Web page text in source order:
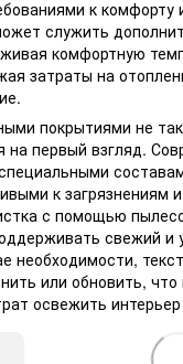
к комфорту
служить
комфортную
затраты на
покрытиями не
на первый взгляд.
к загрязнениям
с помощью
свежий и
необходимости,
или обновить,
освежить интерьер